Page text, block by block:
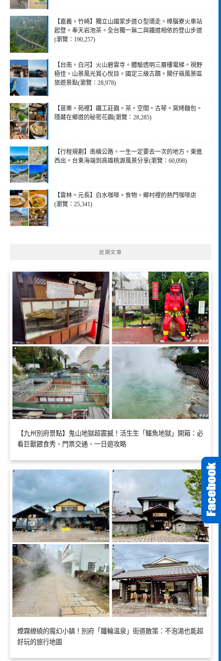
【嘉義。竹崎】獨立山國家步道Ｏ型環走。樟腦寮火車站
起登。奉天岩泡茶。全台獨一無二與鐵道相依的登山步道
(瀏覽：190,257)
【台南。白河】火山碧雲寺。體驗透明三層樓電梯。視野
極佳。山景風光賞心悅目。國定三級古蹟。關仔嶺風景區
旅遊景點(瀏覽：28,978)
【苗栗。苑裡】鐵工莊園。茶。空間。古琴。窯烤麵包。
隱藏在鄉道的秘密花園(瀏覽：28,285)
【行程規劃】南橫公路。一生一定要去一次的地方。東進
西出。台東海端到高雄桃源風景分享(瀏覽：60,098)
【雲林。元長】白水咖啡。食物。鄉村裡的熱門咖啡店
(瀏覽：25,341)
近期文章
【九州別府景點】鬼山地獄超震撼！活生生「鱷魚地獄」開箱：必
看巨獸餵食秀、門票交通、一日遊攻略
煙霧繚繞的魔幻小鎮！別府「鐵輪溫泉」街道散策：不泡湯也能超
好玩的旅行地圖